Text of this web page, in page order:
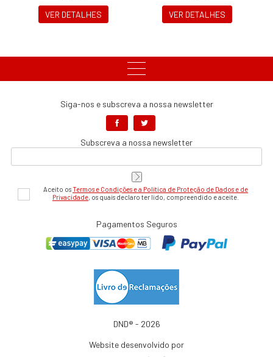
VER DETALHES
VER DETALHES
Siga-nos e subscreva a nossa newsletter
Subscreva a nossa newsletter
Aceito osTermos e Condições e a Política de Proteção de Dados e de
Privacidade, os quais declaro ter lido, compreendido e aceite.
Pagamentos Seguros
DND® - 2026
Website desenvolvido por